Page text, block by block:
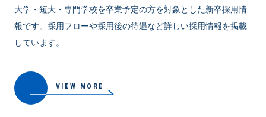
大学・短大・専門学校を卒業予定の方を対象とした新卒採用情
報です。採用フローや採用後の待遇など詳しい採用情報を掲載
しています。
VIEW MORE